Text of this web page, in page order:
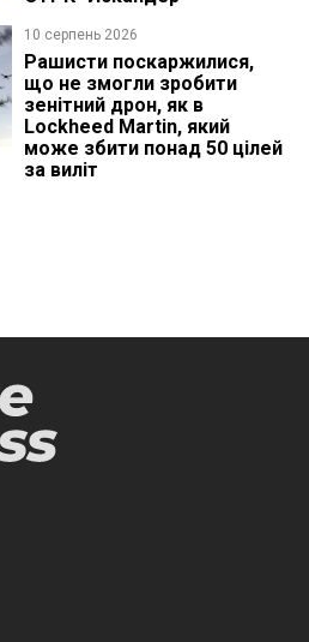
10 серпень 2026
Рашисти поскаржилися,
що не змогли зробити
зенітний дрон, як в
Lockheed Martin, який
може збити понад 50 цілей
за виліт